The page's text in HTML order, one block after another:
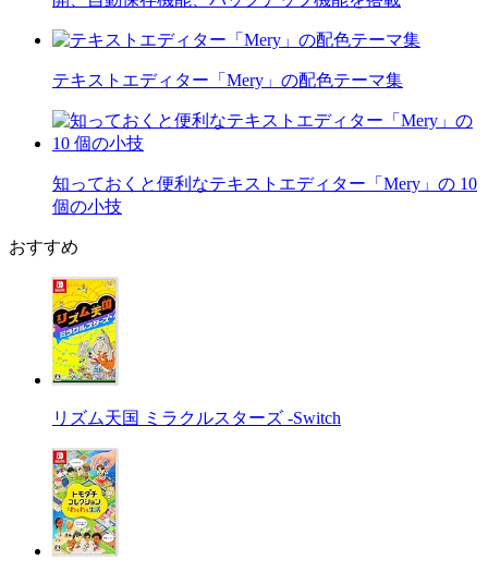
テキストエディター「Mery」の配色テーマ集
知っておくと便利なテキストエディター「Mery」の 10
個の小技
おすすめ
リズム天国 ミラクルスターズ -Switch